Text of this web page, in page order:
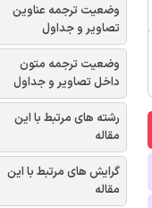
وضعیت ترجمه عناوین
تصاویر و جداول
وضعیت ترجمه متون
داخل تصاویر و جداول
رشته های مرتبط با این
مقاله
گرایش های مرتبط با این
مقاله